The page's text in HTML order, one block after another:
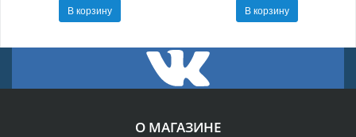
В корзину
В корзину
О МАГАЗИНЕ